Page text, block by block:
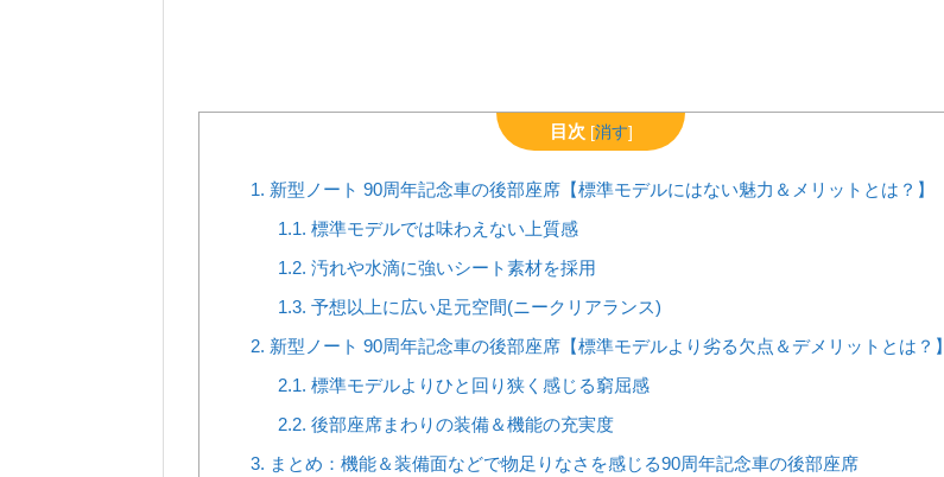
目次 [消す]
1. 新型ノート 90周年記念車の後部座席【標準モデルにはない魅力＆メリットとは？】
1.1. 標準モデルでは味わえない上質感
1.2. 汚れや水滴に強いシート素材を採用
1.3. 予想以上に広い足元空間(ニークリアランス)
2. 新型ノート 90周年記念車の後部座席【標準モデルより劣る欠点＆デメリットとは？】
2.1. 標準モデルよりひと回り狭く感じる窮屈感
2.2. 後部座席まわりの装備＆機能の充実度
3. まとめ：機能＆装備面などで物足りなさを感じる90周年記念車の後部座席